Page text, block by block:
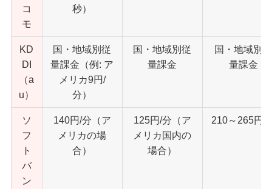
コ
モ
秒）
KD
DI
（a
u）
国・地域別従
量課金（例: ア
メリカ9円/
分）
国・地域別従
量課金
国・地域別従
量課金
ソ
フ
ト
バ
ン
140円/分（ア
メリカの場
合）
125円/分（ア
メリカ国内の
場合）
210～265円/